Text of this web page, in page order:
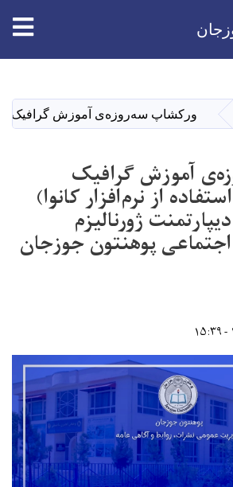
main
content
ورکشاپ سه‌روزه‌ی آموزش گرافیک
آموزش گرافیک
از نرم‌افزار کانوا)
ژورنالیزم
پوهنتون جوزجان